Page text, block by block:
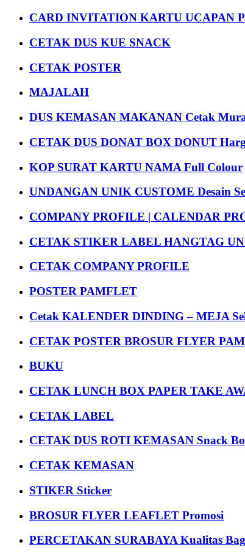
CARD INVITATION KARTU UCAPAN
CETAK DUS KUE SNACK
CETAK POSTER
MAJALAH
DUS KEMASAN MAKANAN Cetak
CETAK DUS DONAT BOX DONUT
KOP SURAT KARTU NAMA Full Colour
UNDANGAN UNIK CUSTOME Desain
COMPANY PROFILE | CALENDAR
CETAK STIKER LABEL HANGTAG
CETAK COMPANY PROFILE
POSTER PAMFLET
Cetak KALENDER DINDING – MEJA
CETAK POSTER BROSUR FLYER
BUKU
CETAK LUNCH BOX PAPER TAKE
CETAK LABEL
CETAK DUS ROTI KEMASAN Snack
CETAK KEMASAN
STIKER Sticker
BROSUR FLYER LEAFLET Promosi
PERCETAKAN SURABAYA Kualitas